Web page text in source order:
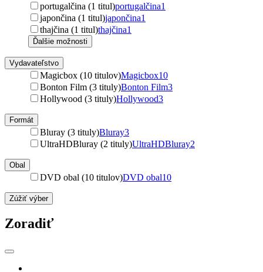
portugalčina (1 titul)portugalčina1
japončina (1 titul)japončina1
thajčina (1 titul)thajčina1
Ďalšie možnosti
Vydavateľstvo
Magicbox (10 titulov)Magicbox10
Bonton Film (3 tituly)Bonton Film3
Hollywood (3 tituly)Hollywood3
Formát
Bluray (3 tituly)Bluray3
UltraHDBluray (2 tituly)UltraHDBluray2
Obal
DVD obal (10 titulov)DVD obal10
Zúžiť výber
Zoradiť